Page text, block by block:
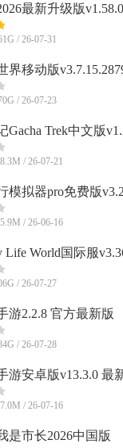
最新升级版
/ 26-07-31
界移动版
/ 26-07-23
Gacha Trek中文版
/ 26-07-21
模拟器pro免费版
/ 26-06-16
Life World国际服
/ 26-07-27
游2.2.8 官方最新版
/ 26-07-28
游安卓版v13.3.0 最
/ 26-07-16
是市长2026中国版